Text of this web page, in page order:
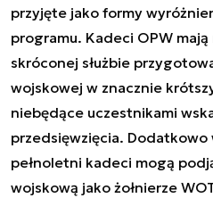
przyjęte jako formy
programu. Kadeci OPW mają
skróconej służbie
wojskowej w znacznie
niebędące uczestnikami
przedsięwzięcia. Dodatkowo
pełnoletni kadeci mogą
wojskową jako żołnierze